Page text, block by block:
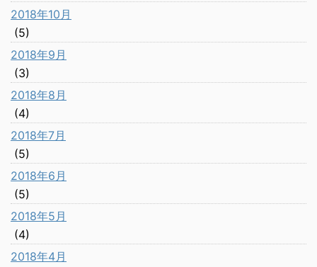
2018年10月
(5)
2018年9月
(3)
2018年8月
(4)
2018年7月
(5)
2018年6月
(5)
2018年5月
(4)
2018年4月